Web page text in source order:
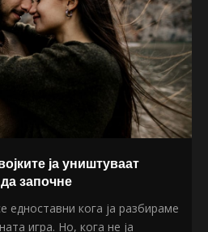
ја уништуваат
започне
едноставни кога ја разбираме
игра. Но, кога не ја